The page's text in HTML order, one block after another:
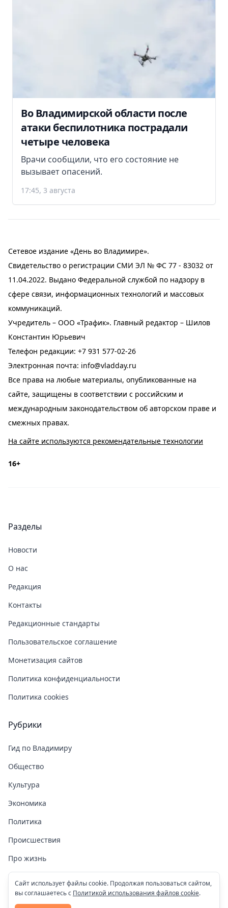
Во Владимирской области после
атаки беспилотника пострадали
четыре человека
Врачи сообщили, что его состояние не
вызывает опасений.
17:45, 3 августа
Сетевое издание «День во Владимире».
Свидетельство о регистрации СМИ ЭЛ № ФС 77 - 83032 от
11.04.2022. Выдано Федеральной службой по надзору в
сфере связи, информационных технологий и массовых
коммуникаций.
Учредитель – ООО «Трафик». Главный редактор – Шилов
Константин Юрьевич
Телефон редакции: +7 931 577-02-26
Электронная почта: info@vladday.ru
Все права на любые материалы, опубликованные на
сайте, защищены в соответствии с российским и
международным законодательством об авторском праве и
смежных правах.
На сайте используются рекомендательные технологии
16+
Разделы
Новости
О нас
Редакция
Контакты
Редакционные стандарты
Пользовательское соглашение
Монетизация сайтов
Политика конфиденциальности
Политика cookies
Рубрики
Гид по Владимиру
Общество
Культура
Экономика
Политика
Происшествия
Про жизнь
Здоровье
COVID-19
Сайт использует файлы cookie. Продолжая пользоваться сайтом,
вы соглашаетесь с Политикой использования файлов cookie.